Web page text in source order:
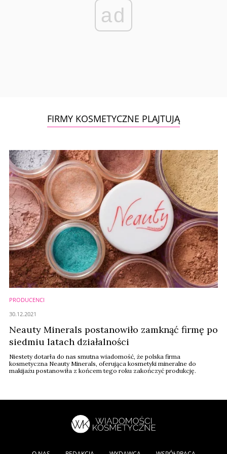
ad
FIRMY KOSMETYCZNE PLAJTUJĄ
PRODUCENCI
Neauty Minerals postanowiło zamknąć firmę po
siedmiu latach działalności
Niestety dotarła do nas smutna wiadomość, że polska firma
kosmetyczna Neauty Minerals, oferująca kosmetyki mineralne do
makijażu postanowiła z końcem tego roku zakończyć produkcję.
30.12.2021